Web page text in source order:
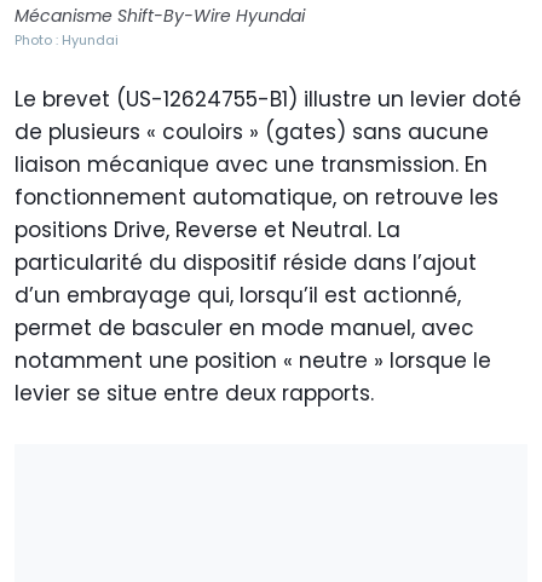
Mécanisme Shift-By-Wire Hyundai
Photo : Hyundai
Le brevet (US-12624755-B1) illustre un levier doté
de plusieurs « couloirs » (gates) sans aucune
liaison mécanique avec une transmission. En
fonctionnement automatique, on retrouve les
positions Drive, Reverse et Neutral. La
particularité du dispositif réside dans l’ajout
d’un embrayage qui, lorsqu’il est actionné,
permet de basculer en mode manuel, avec
notamment une position « neutre » lorsque le
levier se situe entre deux rapports.